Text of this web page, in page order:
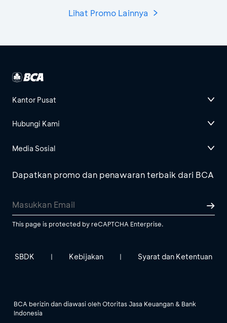
Lihat Promo Lainnya
Kantor Pusat
Hubungi Kami
Media Sosial
Dapatkan promo dan penawaran terbaik dari BCA
This page is protected by reCAPTCHA Enterprise.
SBDK | Kebijakan | Syarat dan Ketentuan
BCA berizin dan diawasi oleh Otoritas Jasa Keuangan & Bank
Indonesia